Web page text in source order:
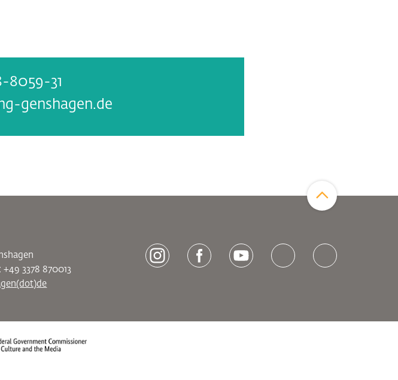
8059-31
genshagen.de
[socialLinksTitle]
+49 3378 870013